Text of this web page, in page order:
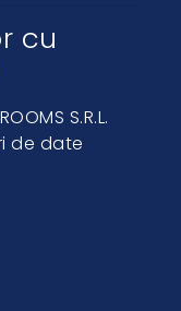
cu
S.R.L.
de date